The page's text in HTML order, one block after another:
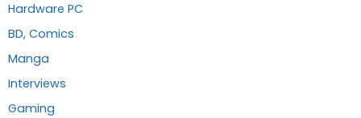
Hardware PC
BD, Comics
Manga
Interviews
Gaming